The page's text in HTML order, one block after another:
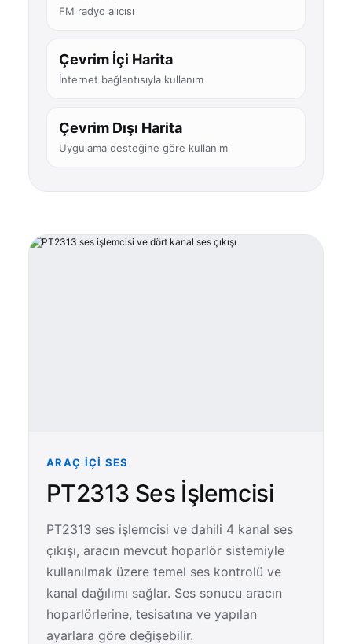
FM radyo alıcısı
Çevrim İçi Harita
İnternet bağlantısıyla kullanım
Çevrim Dışı Harita
Uygulama desteğine göre kullanım
ARAÇ İÇI SES
PT2313 Ses İşlemcisi
PT2313 ses işlemcisi ve dahili 4 kanal ses
çıkışı, aracın mevcut hoparlör sistemiyle
kullanılmak üzere temel ses kontrolü ve
kanal dağılımı sağlar. Ses sonucu aracın
hoparlörlerine, tesisatına ve yapılan
ayarlara göre değişebilir.